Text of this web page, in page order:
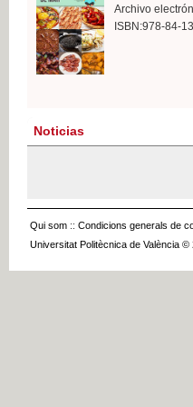
Archivo
ISBN:978-84-
Noticias
Qui som :: Condicions generals de
Universitat Politècnica de València ©